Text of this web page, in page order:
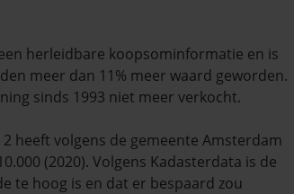
herleidbare koopsominformatie en is
meer dan 11% meer waard geworden.
sinds 1993 niet meer verkocht.
heeft volgens de gemeente Amsterdam
(2020). Volgens Kadasterdata is de
te hoog is en dat er bespaard zou